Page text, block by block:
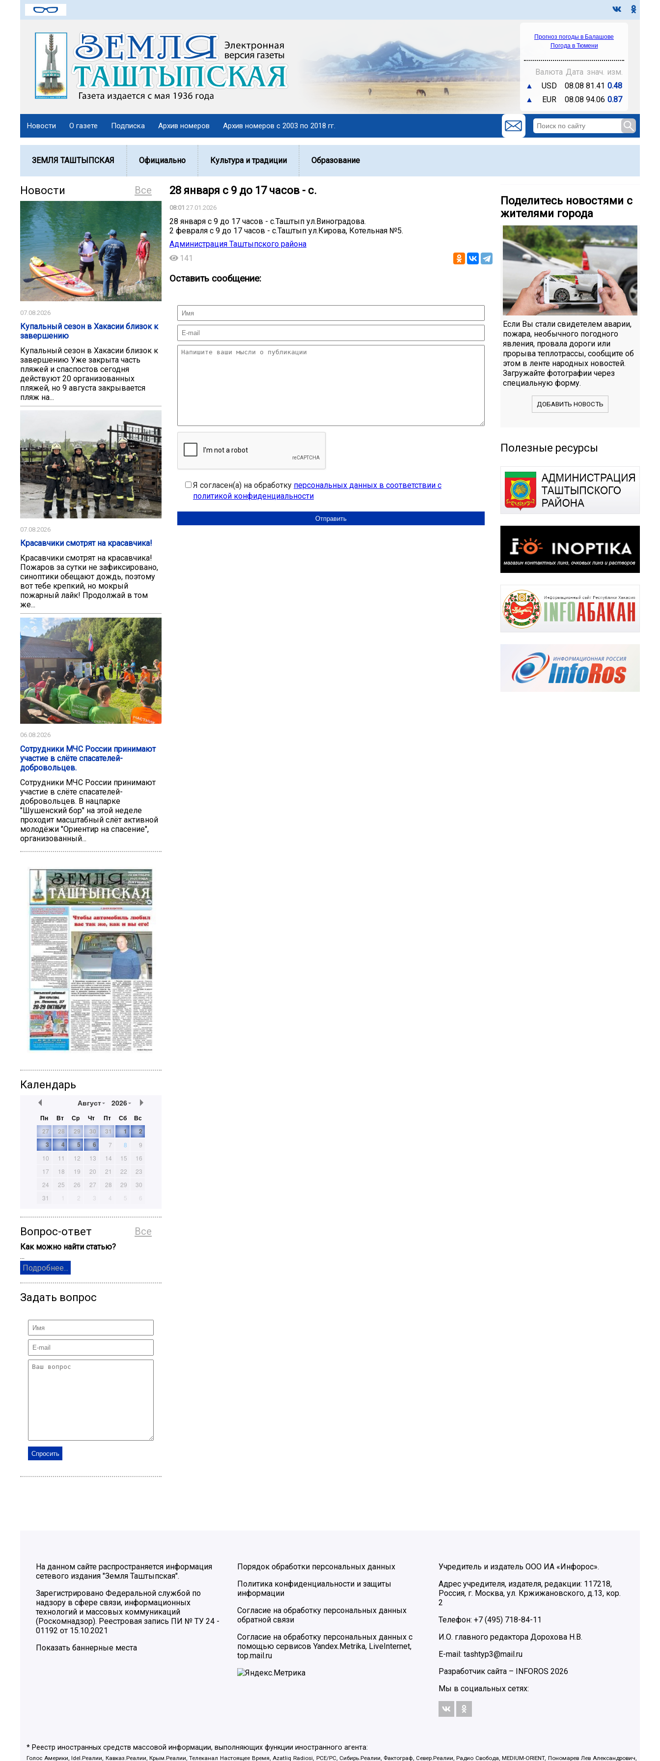
Прогноз погоды в Балашове
Погода в Тюмени
Валюта Дата знач. изм.
▲
USD 08.08 81.41 0.48
▲
EUR 08.08 94.06 0.87
Новости О газете Подписка Архив номеров Архив номеров с 2003 по 2018 гг.
ЗЕМЛЯ ТАШТЫПСКАЯ Официально Культура и традиции Образование
Все
Новости
07.08.2026
Купальный сезон в Хакасии близок к
завершению
Купальный сезон в Хакасии близок к
завершению Уже закрыта часть
пляжей и спаспостов сегодня
действуют 20 организованных
пляжей, но 9 августа закрывается
пляж на...
07.08.2026
Красавчики смотрят на красавчика!
Красавчики смотрят на красавчика!
Пожаров за сутки не зафиксировано,
синоптики обещают дождь, поэтому
вот тебе крепкий, но мокрый
пожарный лайк! Продолжай в том
же...
06.08.2026
Сотрудники МЧС России принимают
участие в слёте спасателей-
добровольцев.
Сотрудники МЧС России принимают
участие в слёте спасателей-
добровольцев. В нацпарке
"Шушенский бор" на этой неделе
проходит масштабный слёт активной
молодёжи "Ориентир на спасение",
организованный...
Календарь
Август 2026
Пн Вт Ср Чт Пт Сб
Вс
27
28 29 30 31 1
2
3
4 5 6 7 8
9
10
11 12 13 14 15
16
17
18 19 20 21 22
23
24
25 26 27 28 29
30
31
1 2 3 4 5 6
Все
Вопрос-ответ
Как можно найти статью?
...
Подробнее...
Задать вопрос
28 января с 9 до 17 часов - с.
08:01 27.01.2026
28 января с 9 до 17 часов - с.Таштып ул.Виноградова.
2 февраля с 9 до 17 часов - с.Таштып ул.Кирова, Котельная №5.
Администрация Таштыпского района
141
Оставить сообщение:
Я согласен(а) на обработку персональных данных в соответствии с
политикой конфиденциальности
Поделитесь новостями с
жителями города
Если Вы стали свидетелем аварии,
пожара, необычного погодного
явления, провала дороги или
прорыва теплотрассы, сообщите об
этом в ленте народных новостей.
Загружайте фотографии через
специальную форму.
ДОБАВИТЬ НОВОСТЬ
Полезные ресурсы
На данном сайте распространяется информация
сетевого издания "Земля Таштыпская".
Зарегистрировано Федеральной службой по
надзору в сфере связи, информационных
технологий и массовых коммуникаций
(Роскомнадзор). Реестровая запись ПИ № ТУ 24 -
01192 от 15.10.2021
Показать баннерные места
Порядок обработки персональных данных
Политика конфиденциальности и защиты
информации
Согласие на обработку персональных данных
обратной связи
Согласие на обработку персональных данных с
помощью сервисов Yandex.Metrika, LiveInternet,
top.mail.ru
Учредитель и издатель ООО ИА «Инфорос».
Адрес учредителя, издателя, редакции: 117218,
Россия, г. Москва, ул. Кржижановского, д.13, кор.
2
Телефон: +7 (495) 718-84-11
И.О. главного редактора Дорохова Н.В.
E-mail: tashtyp3@mail.ru
Разработчик сайта –
INFOROS 2026
Мы в социальных сетях:
* Реестр иностранных средств массовой информации, выполняющих функции иностранного агента:
Голос Америки, Idel.Реалии, Кавказ.Реалии, Крым.Реалии, Телеканал Настоящее Время, Azatliq Radiosi, PCE/PC, Сибирь.Реалии, Фактограф, Север.Реалии, Радио Свобода, MEDIUM-ORIENT, Пономарев Лев Александрович,